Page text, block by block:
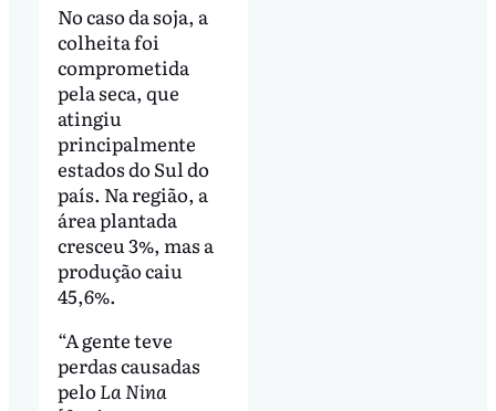
No caso da soja, a
colheita foi
comprometida
pela seca, que
atingiu
principalmente
estados do Sul do
país. Na região, a
área plantada
cresceu 3%, mas a
produção caiu
45,6%.
“A gente teve
perdas causadas
pelo La Nina